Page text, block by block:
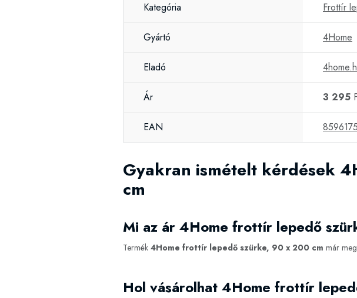
Kategória Frottír
Gyártó 4Home
Eladó
Ár 3 295
EAN
Gyakran ismételt kérdések
cm
Mi az ár 4Home frottír lepedő
Termék 4Home frottír lepedő szürke, 90 x 200 cm már
Hol vásárolhat 4Home frottír